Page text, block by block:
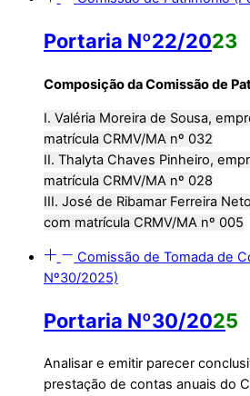
Portaria Nº22/2023
Composição da Comissão de
I. Valéria Moreira de Sousa,
matrícula CRMV/MA nº 032
II. Thalyta Chaves Pinheiro,
matrícula CRMV/MA nº 028
III. José de Ribamar Ferreira
com matrícula CRMV/MA nº 005
Comissão de Tomada de
Nº30/2025)
Portaria Nº30/2025
Analisar e emitir parecer
prestação de contas anuais do